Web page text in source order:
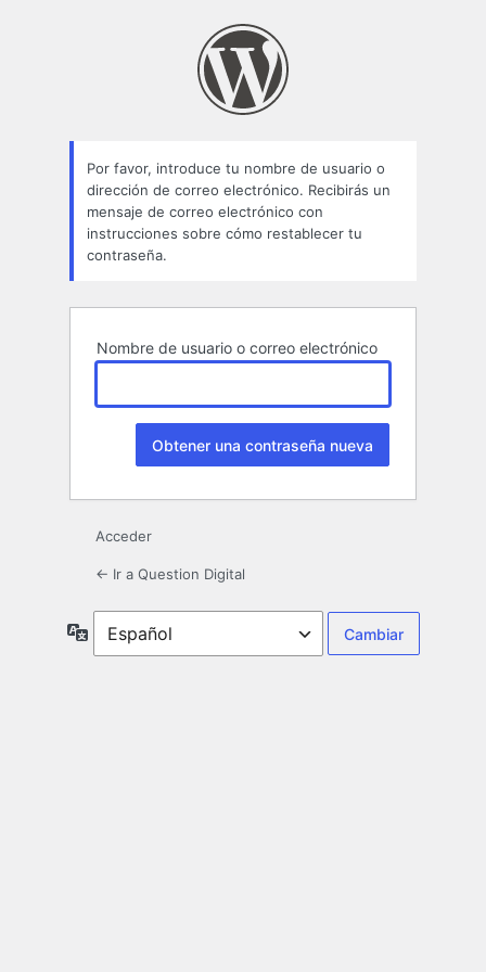
Por favor, introduce tu nombre de usuario o
dirección de correo electrónico. Recibirás un
mensaje de correo electrónico con
instrucciones sobre cómo restablecer tu
contraseña.
Nombre de usuario o correo electrónico
Acceder
← Ir a Question Digital
Idioma